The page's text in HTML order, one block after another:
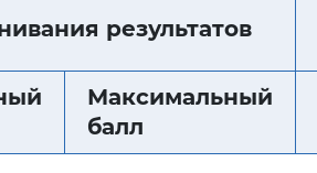
результатов
Максимальный
балл